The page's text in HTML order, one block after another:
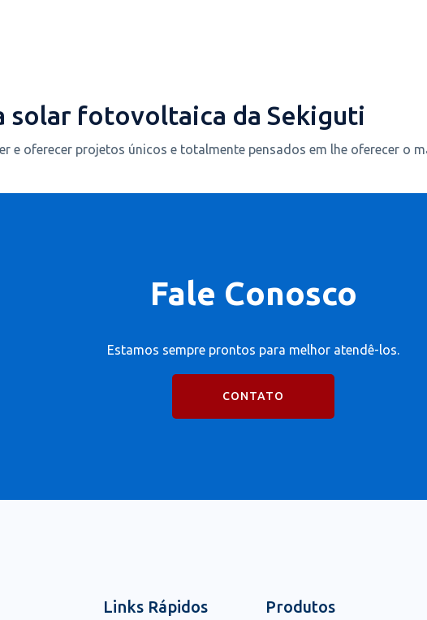
solar fotovoltaica da Sekiguti
e oferecer projetos únicos e totalmente pensados em lhe oferecer o
Fale Conosco
Estamos sempre prontos para melhor atendê-los.
CONTATO
Links Rápidos Produtos